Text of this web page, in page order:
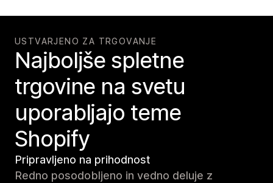
USTVARJENO ZA TRGOVANJE
Najboljše spletne
trgovine na svetu
uporabljajo teme
Shopify
Pripravljeno na prihodnost
Redno posodobljeno in vedno deluje z